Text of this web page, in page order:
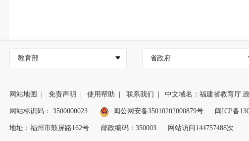
教育部 省政府
网站地图 | 免责声明 | 使用帮助 | 联系我们 | 中文域名：福建省教育厅.
网站标识码： 3500000023 闽公网安备35010202000879号 闽ICP备
地址：福州市鼓屏路162号 邮政编码：350003 网站访问144757488次